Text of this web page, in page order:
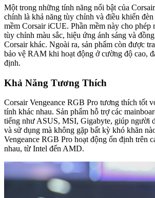
Một trong những tính năng nổi bật của
chính là khả năng tùy chỉnh và điều khiển
mềm Corsair iCUE. Phần mềm này cho phép
tùy chỉnh màu sắc, hiệu ứng ánh sáng và
Corsair khác. Ngoài ra, sản phẩm còn được
bảo vệ RAM khi hoạt động ở cường độ cao,
định.
Khả Năng Tương Thích
Corsair Vengeance RGB Pro tương thích tốt
tính khác nhau. Sản phẩm hỗ trợ các
tiếng như ASUS, MSI, Gigabyte, giúp người
và sử dụng mà không gặp bất kỳ khó khăn
Vengeance RGB Pro hoạt động ổn định trên
nhau, từ Intel đến AMD.